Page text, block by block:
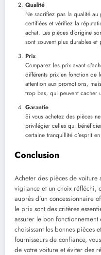
Qualité
Ne sacrifiez pas la qualité
certifiées et vérifiez la
achat. Les pièces d’origine
sont souvent plus durables et
Prix
Comparez les prix avant
différents prix en fonction de
attention aux promotions,
trop bas, qui peuvent cacher
Garantie
Si vous achetez des pièces
privilégier celles qui
certaine tranquillité d’esprit
Conclusion
Acheter des pièces de voiture
vigilance et un choix réfléchi,
auprès d’un concessionnaire
le prix sont des critères
assurer le bon
choisissant les bonnes pièces
fournisseurs de confiance,
de votre voiture et éviter des